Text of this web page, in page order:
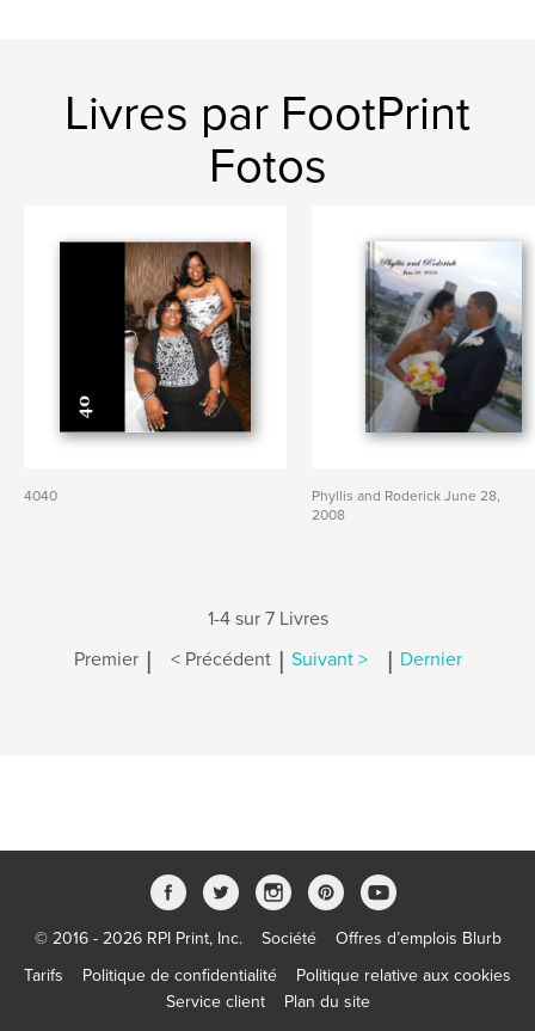
Livres par FootPrint
Fotos
4040
Phyllis and Roderick June 28,
2008
1-4 sur 7 Livres
Premier | < Précédent | Suivant > | Dernier
© 2016 - 2026 RPI Print, Inc. Société
Offres d’emplois Blurb
Tarifs
Politique de confidentialité
Politique relative aux cookies
Service client
Plan du site